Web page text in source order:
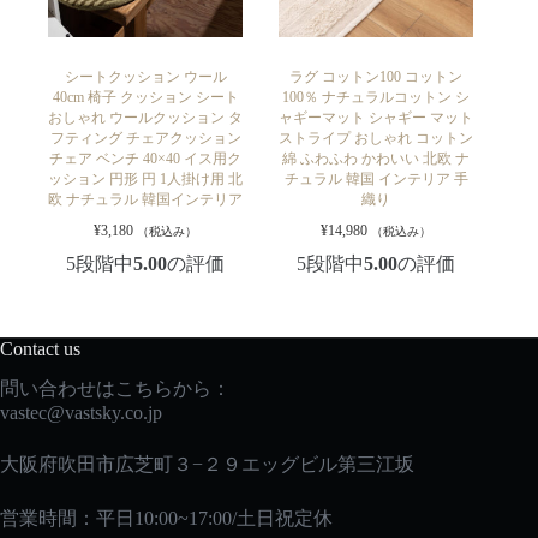
シートクッション ウール
40cm 椅子 クッション シート
おしゃれ ウールクッション タ
フティング チェアクッション
チェア ベンチ 40×40 イス用ク
ッション 円形 円 1人掛け用 北
欧 ナチュラル 韓国インテリア
¥3,180 （税込み）
5段階中5.00の評価
ラグ コットン100 コットン
100％ ナチュラルコットン シ
ャギーマット シャギー マット
ストライプ おしゃれ コットン
綿 ふわふわ かわいい 北欧 ナ
チュラル 韓国 インテリア 手
織り
¥14,980 （税込み）
5段階中5.00の評価
Contact us
問い合わせはこちらから：
vastec@vastsky.co.jp
大阪府吹田市広芝町３−２９エッグビル第三江坂
営業時間：平日10:00~17:00/土日祝定休